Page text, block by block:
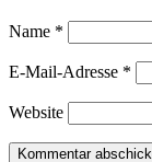
Name *
E-Mail-Adresse *
Website